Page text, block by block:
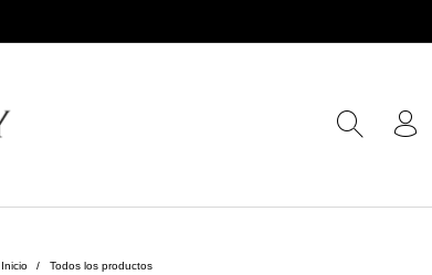
Inicio / Todos los productos